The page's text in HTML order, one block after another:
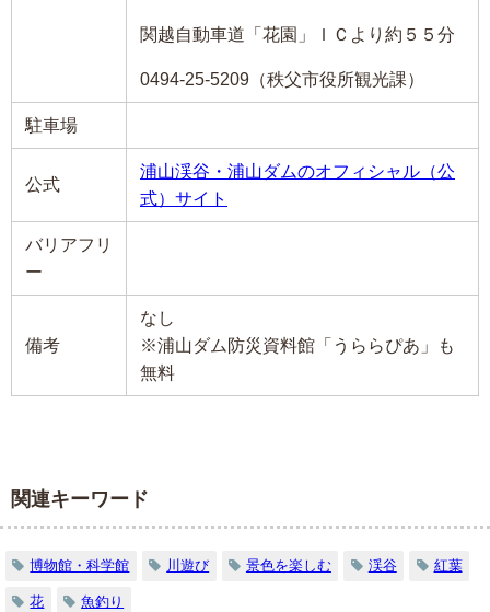
関越自動車道「花園」ＩＣより約５５分
0494-25-5209（秩父市役所観光課）
駐車場
公式
浦山渓谷・浦山ダムのオフィシャル（公
式）サイト
バリアフリ
ー
備考
なし
※浦山ダム防災資料館「うららぴあ」も
無料
関連キーワード
博物館・科学館 川遊び 景色を楽しむ 渓谷 紅葉
花 魚釣り